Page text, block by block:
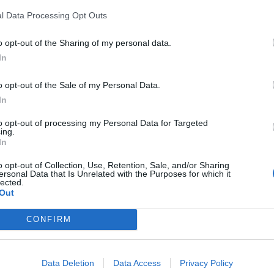
Data Processing Opt Outs
opt-out of the Sharing of my personal data.
opt-out of the Sale of my Personal Data.
opt-out of processing my Personal Data for Targeted
opt-out of Collection, Use, Retention, Sale, and/or Sharing
Data that Is Unrelated with the Purposes for which it
CONFIRM
Data Deletion Data Access Privacy Policy
@teletextopuntocom
Añadir un comentario ...
en Streaming ⚽🍿🏀
El deporte no ocurre solo en el campo! ⚽🏈🏀
Descubre las series y docuseries más adictivas del
pantalla. 💥 De dramas épicos a risas puras. 🏆
¡Guarda esta colección para tu próximo